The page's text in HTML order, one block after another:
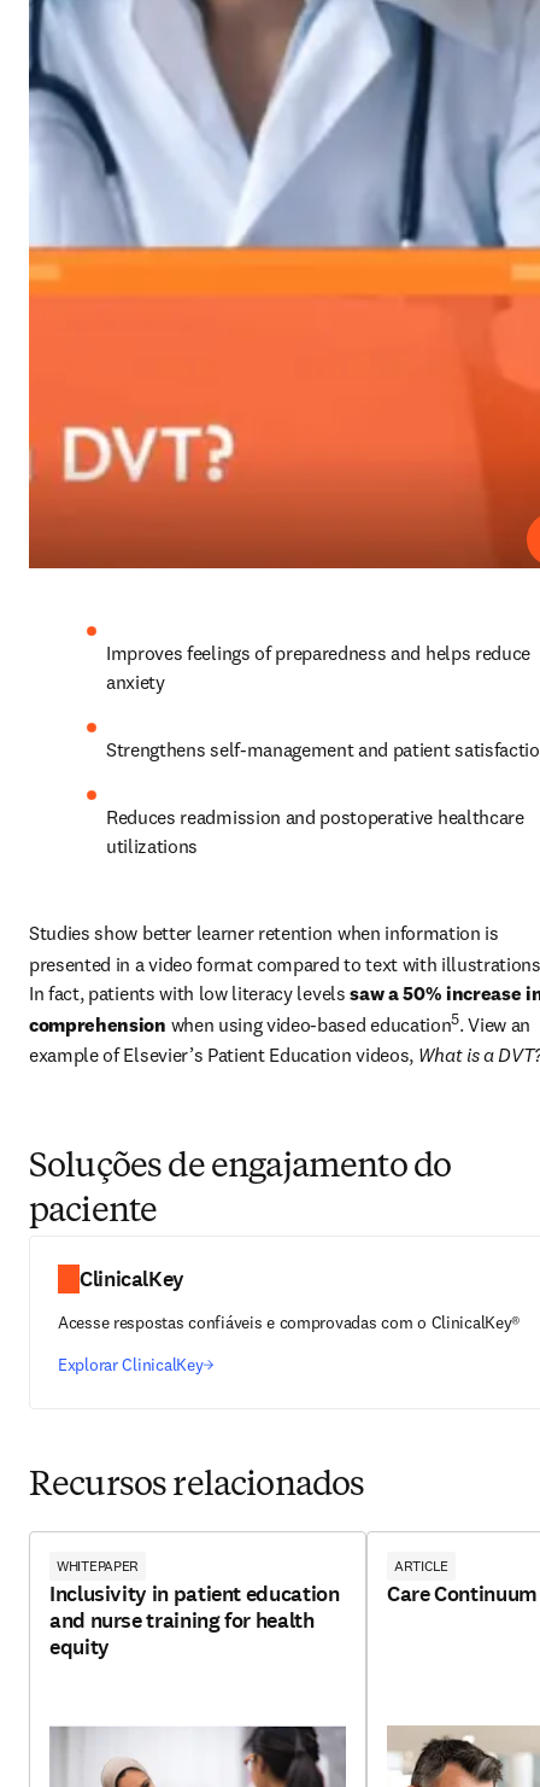
Improves feelings of preparedness and helps reduce
anxiety
Strengthens self-management and patient
Reduces readmission and postoperative healthcare
utilizations
Studies show better learner retention when information is
presented in a video format compared to text with illustrations
In fact, patients with low literacy levels saw a 50% increase
comprehension when using video-based education5. View an
example of Elsevier’s Patient Education videos, What is a
Soluções de engajamento do
paciente
ClinicalKey
Acesse respostas confiáveis e comprovadas com o ClinicalKey®
Explorar ClinicalKey
Recursos relacionados
WHITEPAPER
Inclusivity in patient education
and nurse training for health
equity
ARTICLE
Care